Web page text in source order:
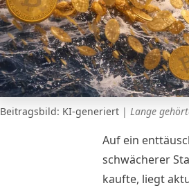
Beitragsbild: KI-generiert | Lange
Auf ein
schwächerer
kaufte, liegt